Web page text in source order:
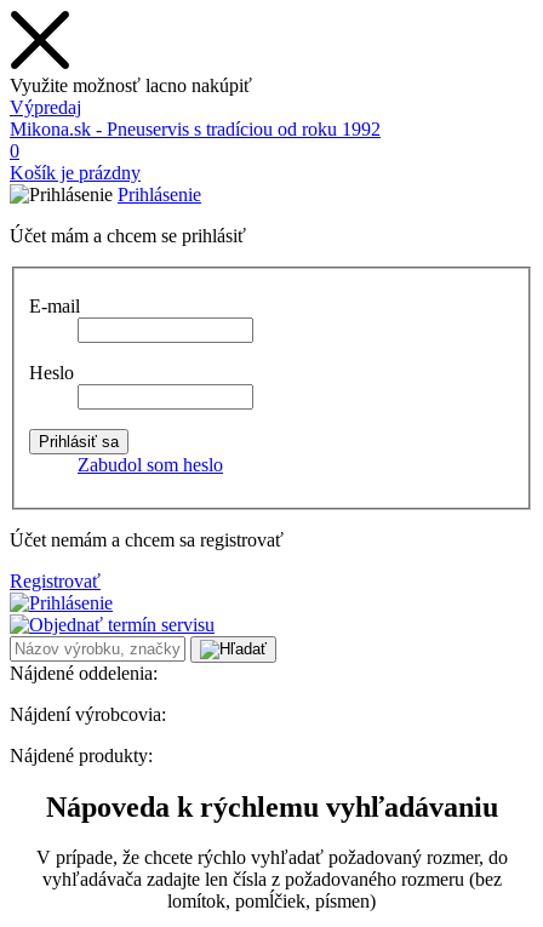
Využite možnosť lacno nakúpiť
Výpredaj
Mikona.sk - Pneuservis s tradíciou od roku 1992
0
Košík je prázdny
Prihlásenie
Účet mám a chcem se prihlásiť
E-mail
Heslo
Zabudol som heslo
Účet nemám a chcem sa registrovať
Registrovať
Nájdené oddelenia:
Nájdení výrobcovia:
Nájdené produkty:
Nápoveda k rýchlemu vyhľadávaniu
V prípade, že chcete rýchlo vyhľadať požadovaný rozmer, do
vyhľadávača zadajte len čísla z požadovaného rozmeru (bez
lomítok, pomĺčiek, písmen)